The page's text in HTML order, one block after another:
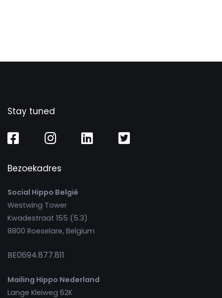
Stay tuned
Bezoekadres
Social Hippo België
Westwing Tower
Kwadestraat 155 (5.3)
8800 Roeselare, Belgium
BE0694.877.811
Mailing Hippo Nederland
Lange Kleiweg 62K